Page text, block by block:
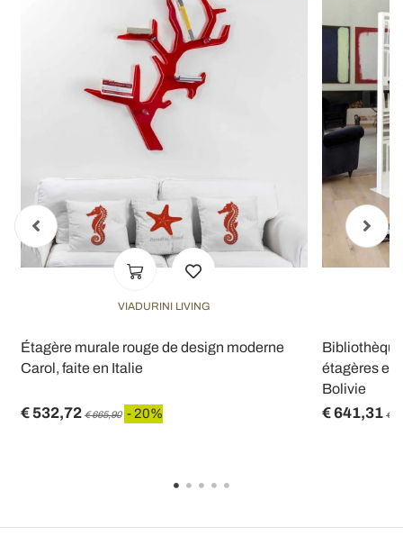
VIADURINI LIVING
Étagère murale rouge de design moderne
Carol, faite en Italie
€ 532,72 € 665,90 - 20%
étagères en
Bolivie
€ 641,31 €